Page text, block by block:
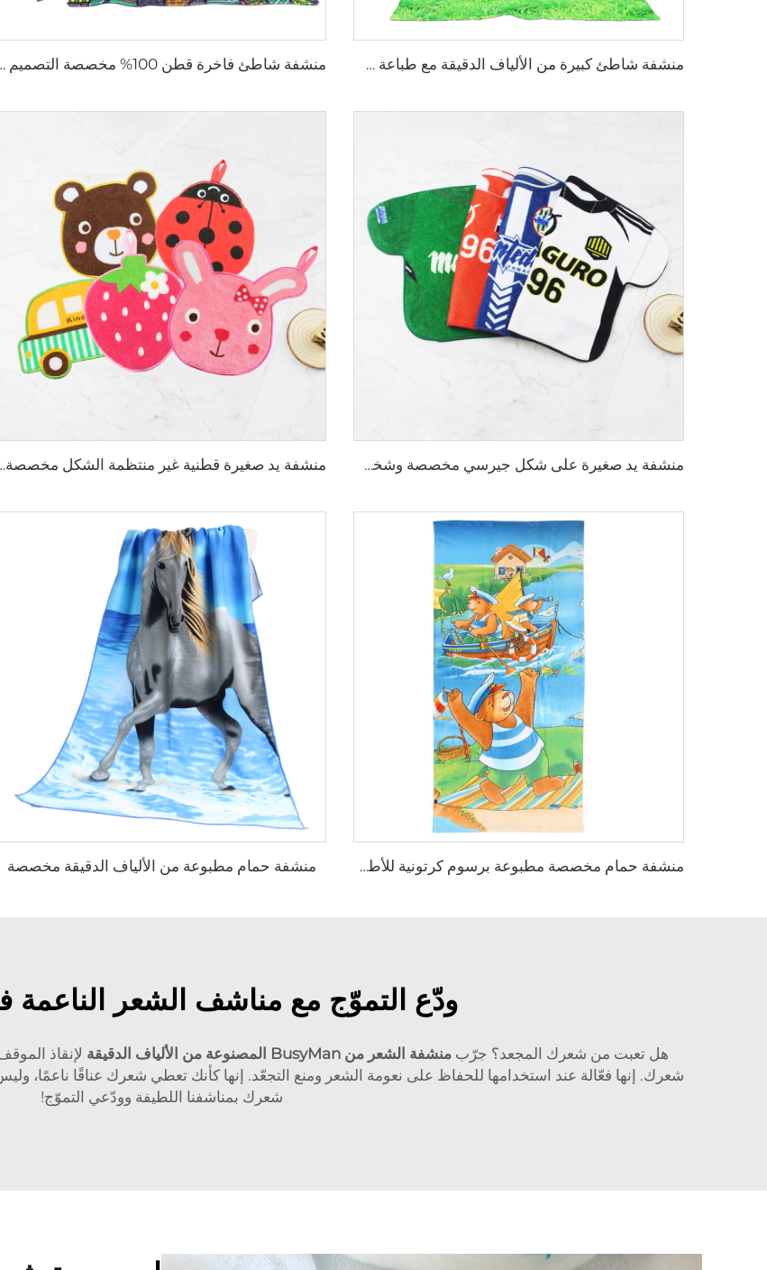
منشفة شاطئ كبيرة من الألياف الدقيقة مع طباعة شعار مخصص منشفة شاطئ فاخرة قطن 100%
منشفة يد صغيرة على شكل جيرسي مخصصة وشخصية حسب الطلب منشفة يد صغيرة قطنية
منشفة حمام مخصصة مطبوعة برسوم كرتونية للأطفال منشفة حمام مطبوعة من الألياف الدقيقة مخصصة
ودّع التموّج مع مناشف الشعر الناعمة
هل تعبت من شعرك المجعد؟ جرّب منشفة الشعر من BusyMan المصنوعة من الألياف الدقيقة
لإنقاذ
شعرك. إنها فعّالة عند استخدامها للحفاظ على نعومة الشعر ومنع التجعّد. إنها كأنك تعطي شعرك عناقًا ناعمًا،
شعرك بمناشفنا اللطيفة وودّعي التموّج!